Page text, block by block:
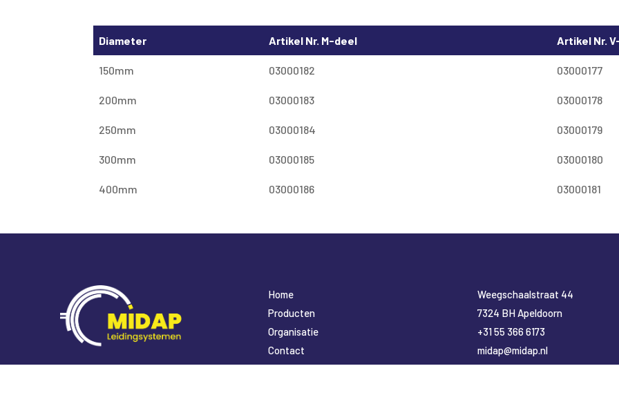
Diameter Artikel Nr. M-deel Artikel Nr.
150mm 03000182 03000177
200mm 03000183 03000178
250mm 03000184 03000179
300mm 03000185 03000180
400mm 03000186 03000181
Home
Producten
Organisatie
Contact
​Weegschaalstraat 44
7324 BH Apeldoorn
+31 55 366 6173
midap@midap.nl